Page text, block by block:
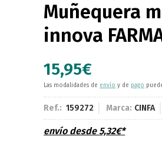
Muñequera
innova
15,95€
Las modalidades de envío y de pago
Ref.: 159272 Marca: CINFA
envío desde5,32€*